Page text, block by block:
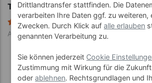
TOGU Redondo Ball Plus, ø 38 cm,
14 Bewertungen
Art-Nr. 02232
Drittlandtransfer stattfinden. Die
verarbeiten Ihre Daten ggf. zu weiteren,
Zwecken. Durch Klick aufalle erlauben
genannten Verarbeitung zu.
Sie können jederzeit Cookie
Zustimmung mit Wirkung für die
oderablehnen. Rechtsgrundlagen und